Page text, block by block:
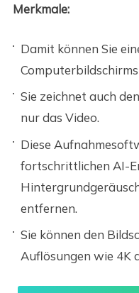
Merkmale:
Damit können Sie
Sie zeichnet auch
nur das Video.
Diese
fortschrittlichen AI-
entfernen.
Sie können den
Auflösungen wie 4K